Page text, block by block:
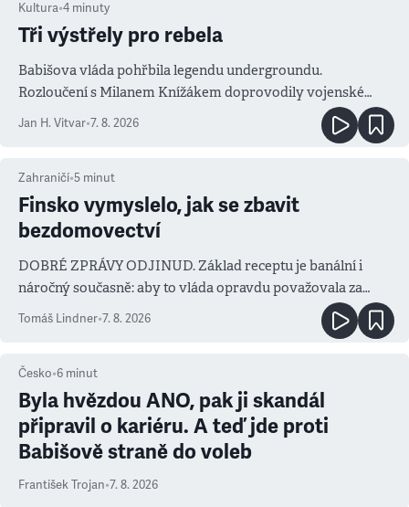
Kultura•4 minuty
Tři výstřely pro rebela
Babišova vláda pohřbila legendu undergroundu.
Rozloučení s Milanem Knížákem doprovodily vojenské
salvy i kritika pokrokářů
Jan H. Vitvar•7. 8. 2026
Zahraničí•5 minut
Finsko vymyslelo, jak se zbavit
bezdomovectví
DOBRÉ ZPRÁVY ODJINUD. Základ receptu je banální i
náročný současně: aby to vláda opravdu považovala za
prioritu
Tomáš Lindner•7. 8. 2026
Česko•6 minut
Byla hvězdou ANO, pak ji skandál
připravil o kariéru. A teď jde proti
Babišově straně do voleb
František Trojan•7. 8. 2026